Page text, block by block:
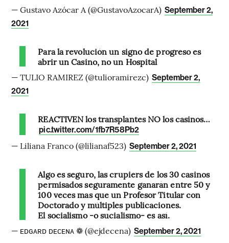
— Gustavo Azócar A (@GustavoAzocarA) September 2,
2021
Para la revolución un signo de progreso es
abrir un Casino, no un Hospital
— TULIO RAMIREZ (@tulioramirezc) September 2,
2021
REACTIVEN los transplantes NO los casinos…
pic.twitter.com/1fb7R58Pb2
— Liliana Franco (@lilianaf523) September 2, 2021
Algo es seguro, las crupiers de los 30 casinos
permisados seguramente ganarán entre 50 y
100 veces mas que un Profesor Titular con
Doctorado y múltiples publicaciones.
El socialismo -o sucialismo- es así.
— ᴇᴅɢᴀʀᴅ ᴅᴇᴄᴇɴᴀ ❁ (@ejdecena) September 2, 2021